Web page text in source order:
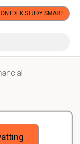
ONTDEK STUDY SMART